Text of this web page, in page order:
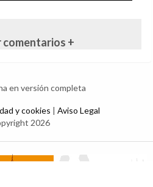
+
en versión completa
y cookies | Aviso Legal
2026